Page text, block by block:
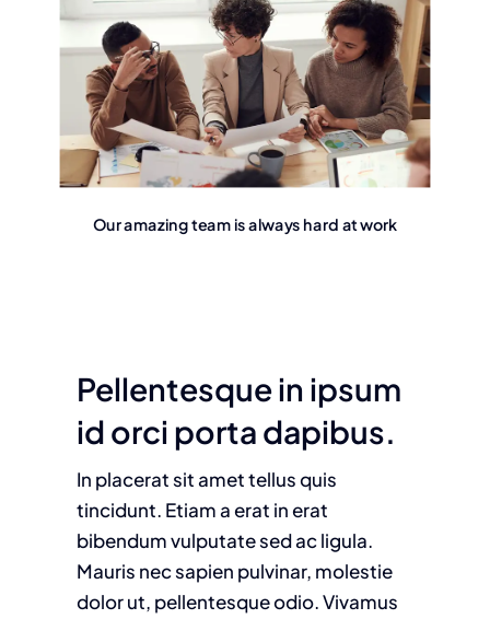
Our amazing team is always hard at work
Pellentesque in ipsum
id orci porta dapibus.
In placerat sit amet tellus quis
tincidunt. Etiam a erat in erat
bibendum vulputate sed ac ligula.
Mauris nec sapien pulvinar, molestie
dolor ut, pellentesque odio. Vivamus